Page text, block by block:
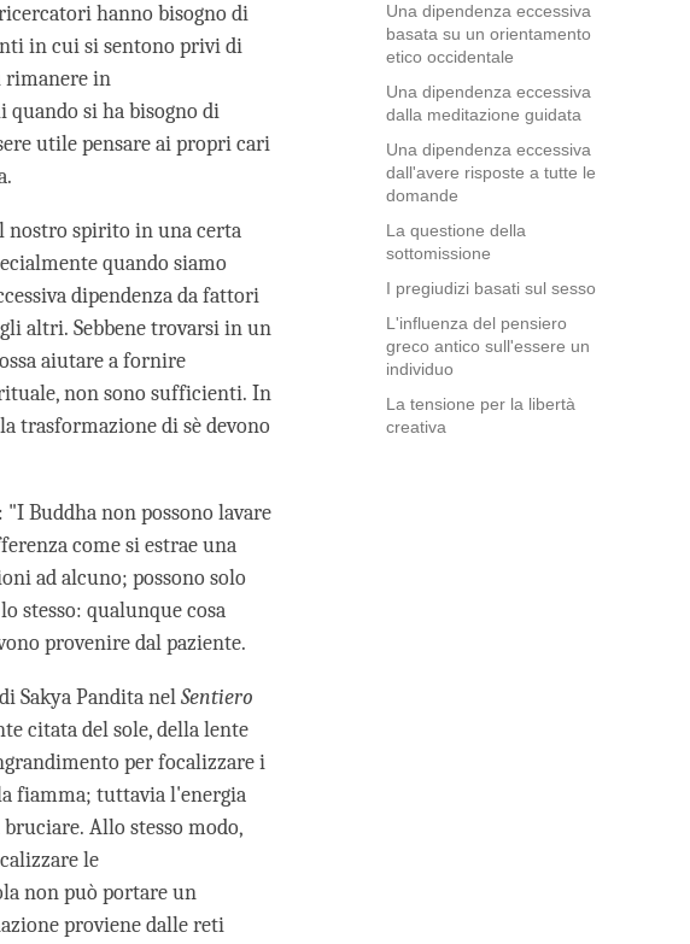
Una dipendenza eccessiva
basata su un orientamento
etico occidentale
Una dipendenza eccessiva
dalla meditazione guidata
Una dipendenza eccessiva
dall'avere risposte a tutte le
domande
La questione della
sottomissione
I pregiudizi basati sul sesso
L'influenza del pensiero
greco antico sull'essere un
individuo
La tensione per la libertà
creativa
hanno bisogno di
in cui si sentono privi di
rimanere in
si ha bisogno di
utile pensare ai propri cari
nostro spirito in una certa
quando siamo
dipendenza da fattori
altri. Sebbene trovarsi in un
aiutare a fornire
non sono sufficienti. In
trasformazione di sè devono
Buddha non possono lavare
come si estrae una
ad alcuno; possono solo
stesso: qualunque cosa
provenire dal paziente.
Sakya Pandita nelSentiero
citata del sole, della lente
per focalizzare i
fiamma; tuttavia l'energia
Allo stesso modo,
le
non può portare un
proviene dalle reti